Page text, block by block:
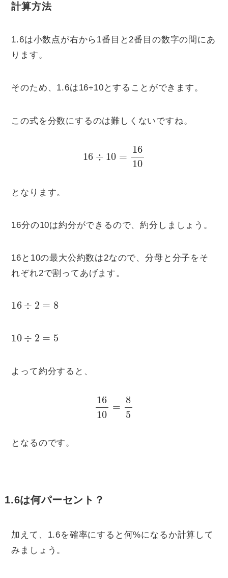
計算方法
1.6は小数点が右から1番目と2番目の数字の間にあ
ります。
そのため、1.6は16÷10とすることができます。
この式を分数にするのは難しくないですね。
10
となります。
16分の10は約分ができるので、約分しましょう。
16と10の最大公約数は2なので、分母と分子をそ
れぞれ2で割ってあげます。
16 2=
10 2=
よって約分すると、
1610 85
となるのです。
1.6は何パーセント？
加えて、1.6を確率にすると何%になるか計算して
みましょう。